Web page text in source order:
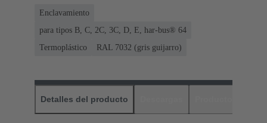
Enclavamiento
para tipos B, C, 2C, 3C, D, E, har-bus® 64
Termoplástico
RAL 7032 (gris guijarro)
Detalles del producto